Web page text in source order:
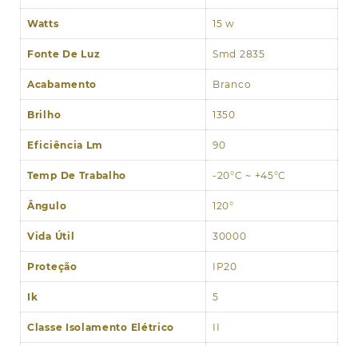
Watts 15 w
Fonte De Luz Smd 2835
Acabamento Branco
Brilho 1350
Eficiência Lm 90
Temp De Trabalho -20°C ~ +45°C
Ângulo 120°
Vida Útil 30000
Proteção IP20
Ik 5
Classe Isolamento Elétrico II